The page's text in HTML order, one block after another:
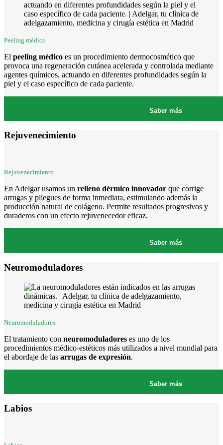
Peeling médico
El peeling médico es un procedimiento dermocosmético que
provoca una regeneración cutánea acelerada y controlada mediante
agentes químicos, actuando en diferentes profundidades según la
piel y el caso específico de cada paciente.
Saber más
Rejuvenecimiento
Rejuvenecimiento
En Adelgar usamos un relleno dérmico innovador que corrige
arrugas y pliegues de forma inmediata, estimulando además la
producción natural de colágeno. Permite resultados progresivos y
duraderos con un efecto rejuvenecedor eficaz.
Saber más
Neuromoduladores
Neuromoduladores
El tratamiento con neuromoduladores es uno de los
procedimientos médico-estéticos más utilizados a nivel mundial para
el abordaje de las arrugas de expresión.
Saber más
Labios